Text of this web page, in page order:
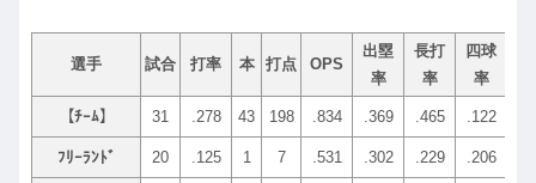
選手 試合 打率 本 打点 OPS
出塁
率
長打
率
四球
率
【ﾁｰﾑ】 31 .278 43 198 .834 .369 .465 .122
ﾌﾘｰﾗﾝﾄﾞ 20 .125 1 7 .531 .302 .229 .206